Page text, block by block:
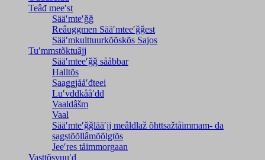
Teâđ meeʹst
Sääʹmteʹǧǧ
Reâuggmen Sääʹmteeʹǧǧest
Sääʹmkulttuurkõõskõs Sajos
Tuʹmmstõktuâjj
Sääʹmteeʹǧǧ sååbbar
Halltõs
Saaǥǥjååʹđteei
Luʹvddkååʹdd
Vaaldâšm
Vaal
Sääʹmteʹǧǧlääʹjj meâldlaž õhttsažtåimmam- da
saǥstõõllâmõõlǥtõs
Jeeʹres tåimmorgaan
Vasttõsvuuʹd